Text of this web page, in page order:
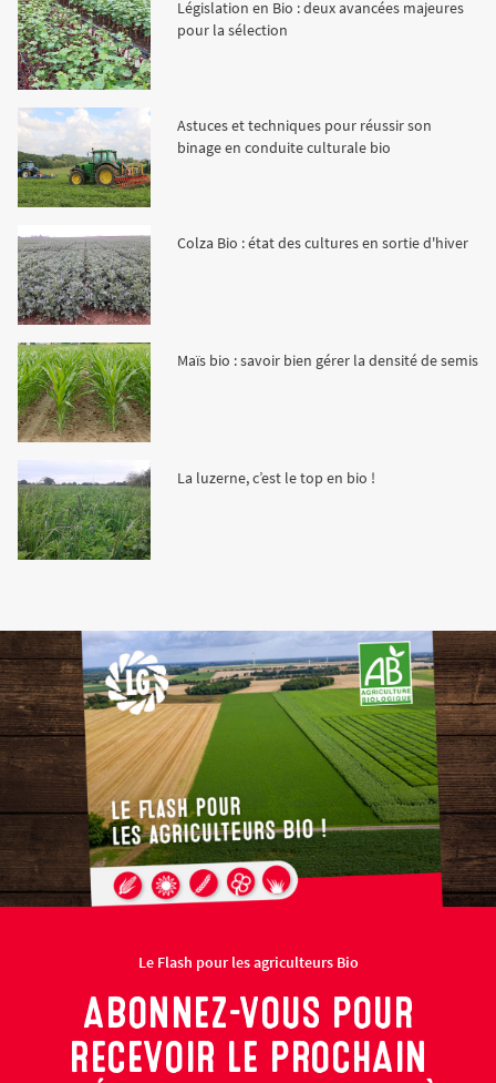
Législation en Bio : deux avancées majeures
pour la sélection
Astuces et techniques pour réussir son
binage en conduite culturale bio
Colza Bio : état des cultures en sortie d'hiver
Maïs bio : savoir bien gérer la densité de semis
La luzerne, c’est le top en bio !
Le Flash pour les agriculteurs Bio
ABONNEZ-VOUS POUR
RECEVOIR LE PROCHAIN
Fourragères
Luzerne
Plantain fourrager
Ray-grass anglais
Trèfle blanc
Protéagineux
Semences Bio
Fourragères Bio
Tournesol
Blé
Orge
Protéagineux
Agriculture Bio
Résultats d’essais Orge
Résultats d'essais Triticale
Résultats d'essais Protéagineux
Colza
Blé
Orge